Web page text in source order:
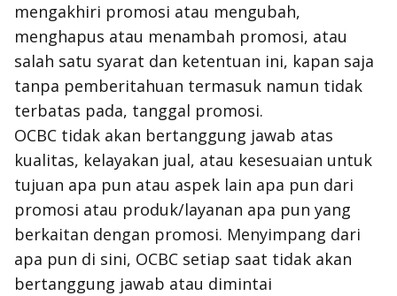
mengakhiri promosi atau mengubah,
menghapus atau menambah promosi, atau
salah satu syarat dan ketentuan ini, kapan saja
tanpa pemberitahuan termasuk namun tidak
terbatas pada, tanggal promosi.
OCBC tidak akan bertanggung jawab atas
kualitas, kelayakan jual, atau kesesuaian untuk
tujuan apa pun atau aspek lain apa pun dari
promosi atau produk/layanan apa pun yang
berkaitan dengan promosi. Menyimpang dari
apa pun di sini, OCBC setiap saat tidak akan
bertanggung jawab atau dimintai